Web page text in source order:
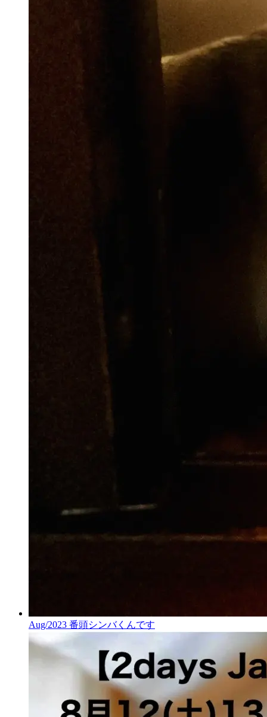
Aug/2023 番頭シンバくんです